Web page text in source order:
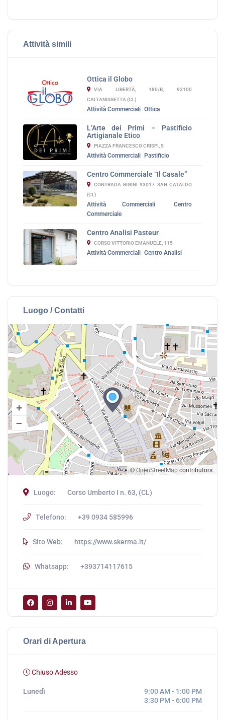
Attività simili
Ottica il Globo
VIA LIBERTÀ, 180/B, 93100
CALTANISSETTA (CL)
Attività Commerciali Ottica
L’Arte dei Primi – Pastificio
Artigianale Etico
PIAZZA FRANCESCO CRISPI, 5
Attività Commerciali Pastificio
Centro Commerciale “Il Casale”
CONTRADA BIGINI 93017 SAN CATALDO
(CL)
Attività Commerciali
Centro
Commerciale
Centro Analisi Pasteur
CORSO VITTORIO EMANUELE, 115
Attività Commerciali Centro Analisi
Luogo / Contatti
+
–
©OpenStreetMap contributors.
Luogo: Corso Umberto I n. 63, (CL)
Telefono: +39 0934 585996
Sito Web: https://www.skerma.it/
Whatsapp: +393714117615
Orari di Apertura
Chiuso Adesso
Lunedì
9:00 AM - 1:00 PM
3:30 PM - 6:00 PM